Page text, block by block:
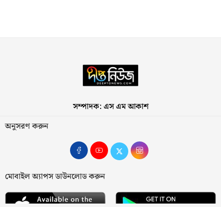
সম্পাদক: এস এম আকাশ
অনুসরণ করুন
মোবাইল অ্যাপস ডাউনলোড করুন